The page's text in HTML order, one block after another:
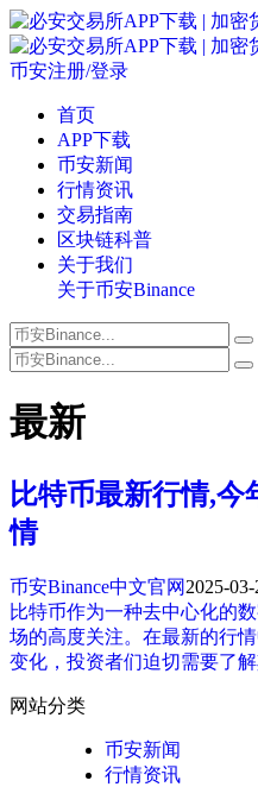
币安注册/登录
首页
APP下载
币安新闻
行情资讯
交易指南
区块链科普
关于我们
关于币安Binance
最新
比特币最新行情,
情
币安Binance中文官网 2025-03-
比特币作为一种去中心化的
场的高度关注。在最新的行
变化，投资者们迫切需要了
网站分类
币安新闻
行情资讯